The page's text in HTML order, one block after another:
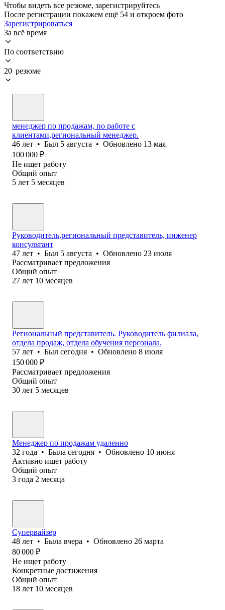
Чтобы видеть все резюме, зарегистрируйтесь
После регистрации покажем ещё 54 и откроем фото
Зарегистрироваться
За всё время
По соответствию
20 резюме
менеджер по продажам, по работе с
клиентами,региональный менеджер.
46 лет • Был 5 августа • Обновлено 13 мая
100 000 ₽
Не ищет работу
Общий опыт
5 лет 5 месяцев
Руководитель,региональный представитель, инженер
консультант
47 лет • Был 5 августа • Обновлено 23 июля
Рассматривает предложения
Общий опыт
27 лет 10 месяцев
Региональный представитель. Руководитель филиала,
отдела продаж, отдела обучения персонала.
57 лет • Был сегодня • Обновлено 8 июля
150 000 ₽
Рассматривает предложения
Общий опыт
30 лет 5 месяцев
Менеджер по продажам удаленно
32 года • Была сегодня • Обновлено 10 июня
Активно ищет работу
Общий опыт
3 года 2 месяца
Супервайзер
48 лет • Была вчера • Обновлено 26 марта
80 000 ₽
Не ищет работу
Конкретные достижения
Общий опыт
18 лет 10 месяцев